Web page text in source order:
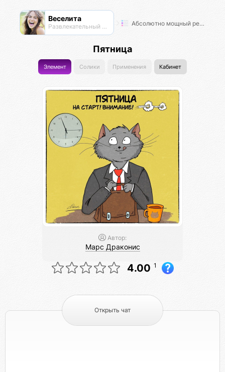
Веселита
Развлекательный нексус Абсолютно мощный рейтинг
Пятница
Элемент Солики Применения Кабинет
Автор:
Марс Драконис
4.00 1
Открыть чат